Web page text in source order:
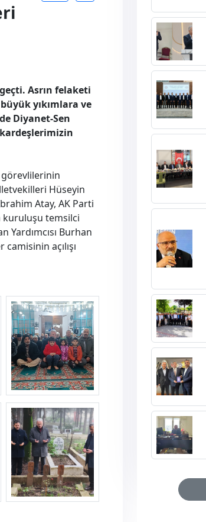
Asrın felaketi
yıkımlara ve
Diyanet-Sen
kardeşlerimizin
görevlilerinin
Hüseyin
Atay, AK Parti
kuruluşu temsilci
Yardımcısı Burhan
açılışı
3-.jpg
hataydepremziyaret--4-.jpg
8-.jpg
hataydepremziyaret--9-.jpg